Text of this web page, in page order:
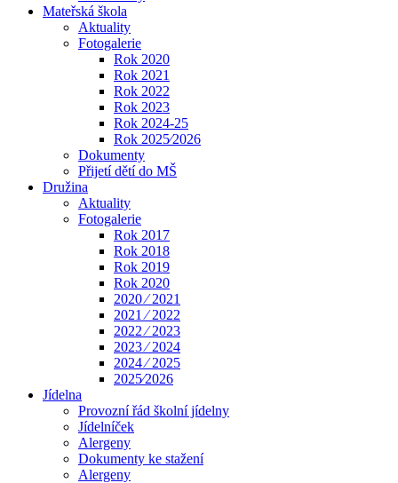
Mateřská škola
Aktuality
Fotogalerie
Rok 2020
Rok 2021
Rok 2022
Rok 2023
Rok 2024-25
Rok 2025⁄2026
Dokumenty
Přijetí dětí do MŠ
Družina
Aktuality
Fotogalerie
Rok 2017
Rok 2018
Rok 2019
Rok 2020
2020 ⁄ 2021
2021 ⁄ 2022
2022 ⁄ 2023
2023 ⁄ 2024
2024 ⁄ 2025
2025⁄2026
Jídelna
Provozní řád školní jídelny
Jídelníček
Alergeny
Dokumenty ke stažení
Alergeny